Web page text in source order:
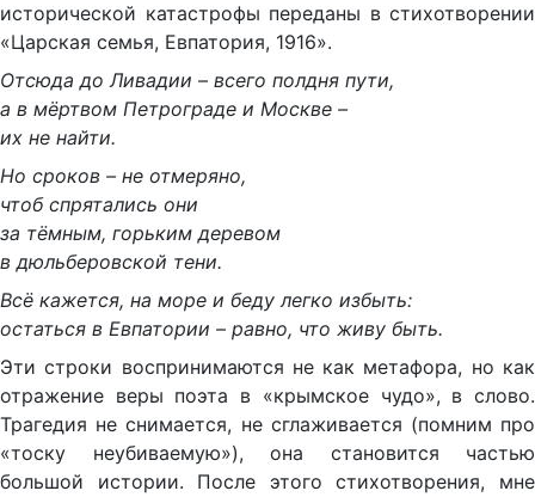
исторической катастрофы переданы в стихотворении
«Царская семья, Евпатория, 1916».
Отсюда до Ливадии – всего полдня пути,
а в мёртвом Петрограде и Москве –
их не найти.
Но сроков – не отмеряно,
чтоб спрятались они
за тёмным, горьким деревом
в дюльберовской тени.
Всё кажется, на море и беду легко избыть:
остаться в Евпатории – равно, что живу быть.
Эти строки воспринимаются не как метафора, но как
отражение веры поэта в «крымское чудо», в слово.
Трагедия не снимается, не сглаживается (помним про
«тоску неубиваемую»), она становится частью
большой истории. После этого стихотворения, мне